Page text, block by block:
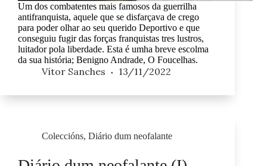
Um dos combatentes mais famosos da guerrilha
antifranquista, aquele que se disfarçava de crego
para poder olhar ao seu querido Deportivo e que
conseguiu fugir das forças franquistas tres lustros,
luitador pola liberdade. Esta é umha breve escolma
da sua história; Benigno Andrade, O Foucelhas.
Vítor Sanches 13/11/2022
Coleccións, Diário dum neofalante